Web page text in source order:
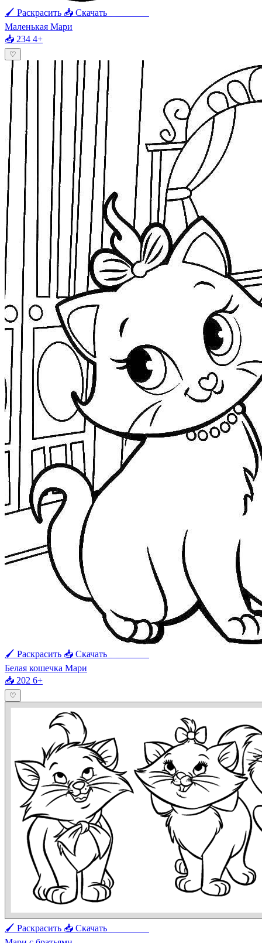
🖌 Раскрасить 📥 Скачать
Маленькая Мари
📥 234 4+
♡
🖌 Раскрасить 📥 Скачать
Белая кошечка Мари
📥 202 6+
♡
🖌 Раскрасить 📥 Скачать